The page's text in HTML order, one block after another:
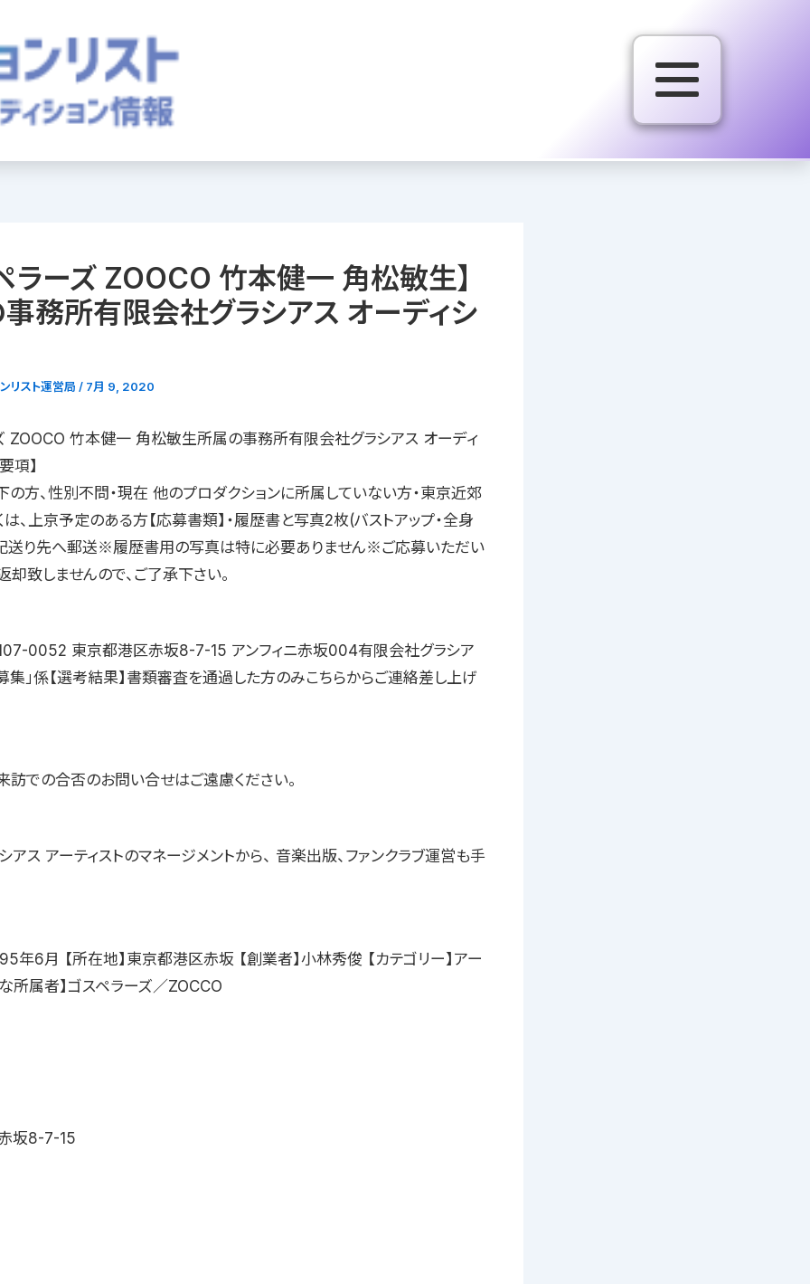
ラーズ ZOOCO 竹本健一 角松敏生】
務所有限会社グラシアス オーディシ
リスト運営局 / 7月 9, 2020
ZOOCO 竹本健一 角松敏生所属の事務所有限会社グラシアス オーディ
項】
の方、性別不問・現在 他のプロダクションに所属していない方・東京近郊
、上京予定のある方【応募書類】・履歴書と写真2枚(バストアップ・全身
送り先へ郵送※履歴書用の写真は特に必要ありません※ご応募いただい
致しませんので、ご了承下さい。
107-0052 東京都港区赤坂8-7-15 アンフィニ赤坂004有限会社グラシア
集」係【選考結果】書類審査を通過した方のみこちらからご連絡差し上げ
での合否のお問い合せはご遠慮ください。
アス アーティストのマネージメントから、 音楽出版、ファンクラブ運営も手
年6月 【所在地】東京都港区赤坂 【創業者】小林秀俊 【カテゴリー】アー
な所属者】ゴスペラーズ／ZOCCO
坂8-7-15